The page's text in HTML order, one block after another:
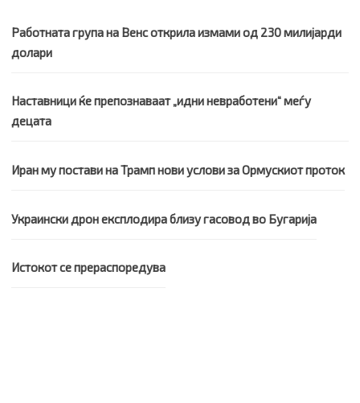
Работната група на Венс открила измами од 230 милијарди
долари
Наставници ќе препознаваат „идни невработени“ меѓу
децата
Иран му постави на Трамп нови услови за Ормускиот проток
Украински дрон експлодира близу гасовод во Бугарија
Истокот се прераспоредува